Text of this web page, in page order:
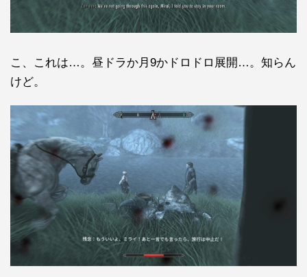
こ、これは…。昼ドラか月9かドロドロ展開…。知らん
けど。